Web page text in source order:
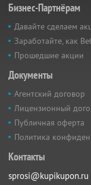
Бизнес-Партнёрам
Давайте сделаем
Заработайте, как
Прошедшие акции
Документы
Агентский договор
Лицензионный
Публичная оферта
Политика
Контакты
sprosi@kupikupon.ru